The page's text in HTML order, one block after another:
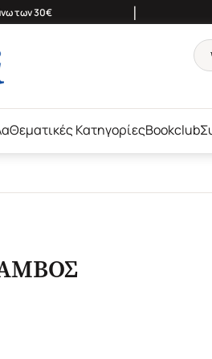
των 30€ |
Θεματικές ΚατηγορίεςBookclub